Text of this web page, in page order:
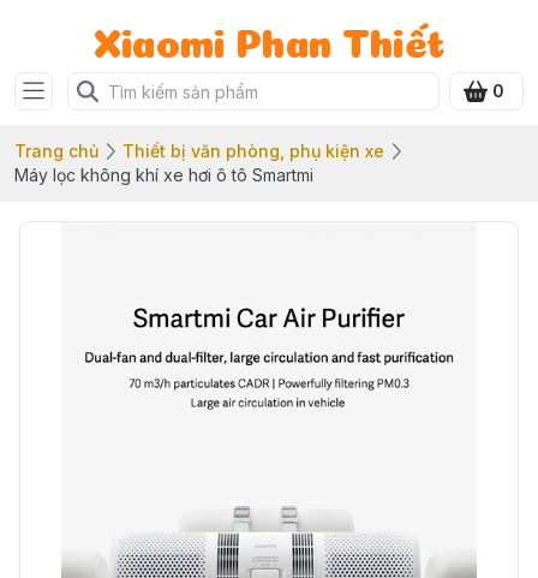
Xiaomi Phan Thiết
0
Trang chủ
Thiết bị văn phòng, phụ kiện xe
Máy lọc không khí xe hơi ô tô Smartmi